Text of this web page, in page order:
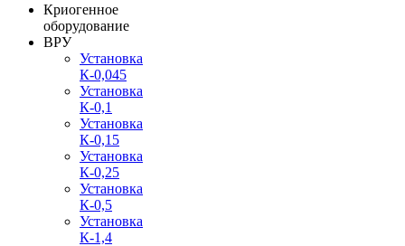
Криогенное
оборудование
ВРУ
Установка
К-0,045
Установка
К-0,1
Установка
К-0,15
Установка
К-0,25
Установка
К-0,5
Установка
К-1,4